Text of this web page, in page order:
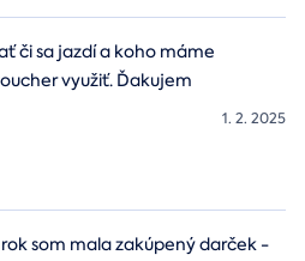
či sa jazdí a koho máme
využiť. Ďakujem
1. 2. 2025
som mala zakúpený darček -